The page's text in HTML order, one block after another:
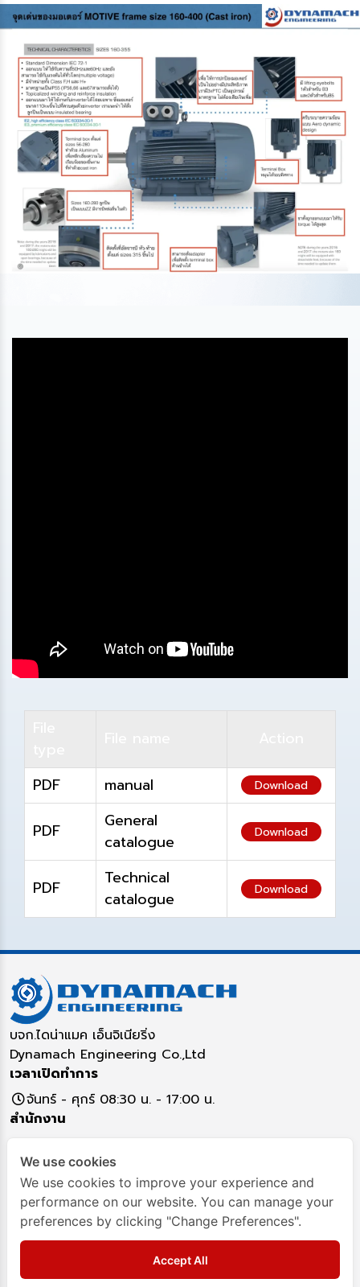
PDF manual Download
PDF
General
catalogue
Download
PDF
Technical
catalogue
Download
บจก.ไดน่าแมค เอ็นจิเนียริ่ง
Dynamach Engineering Co.,Ltd
เวลาเปิดทำการ
จันทร์ - ศุกร์ 08:30 น. - 17:00 น.
สำนักงาน
12130
ติดต่อสอบถาม
02-993-791702993-8349093-282-4295
Dynamach-Engineering
We use cookies
We use cookies to improve your experience and
performance on our website. You can manage your
preferences by clicking "Change Preferences".
Accept All